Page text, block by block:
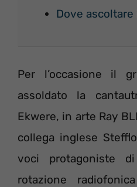
Dove ascoltare
Per l’occasione il
assoldato la
Ekwere, in arte Ray
collega inglese
voci protagoniste
rotazione